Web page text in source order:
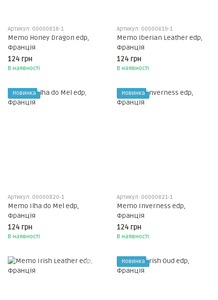
Артикул: 00000818-1
Memo Honey Dragon edp,
Франція
124 грн
В наявності
Артикул: 00000819-1
Memo Iberian Leather edp,
Франція
124 грн
В наявності
Новинка
Артикул: 00000820-1
Memo Ilha do Mel edp,
Франція
124 грн
В наявності
Новинка
Артикул: 00000821-1
Memo Inverness edp,
Франція
124 грн
В наявності
Новинка